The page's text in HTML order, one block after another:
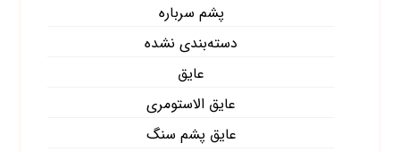
پشم سرباره
دسته‌بندی نشده
عایق
عایق الاستومری
عایق پشم سنگ